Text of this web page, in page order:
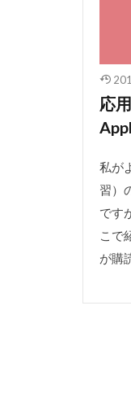
応
私が
習）
です
こで
が購